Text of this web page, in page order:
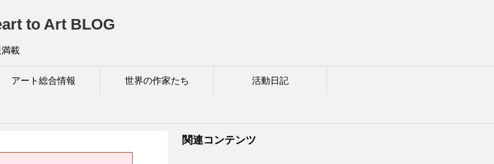
to Art BLOG
載
アート総合情報 世界の作家たち 活動日記
関連コンテンツ